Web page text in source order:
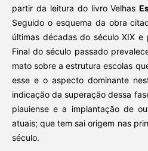
partir da leitura do livro Velhas
Seguido o esquema da obra
últimas décadas do século XIX e
Final do século passado
mato sobre a estrutura escolas
esse e o aspecto dominante
indicação da superação dessa
piauiense e a implantação de
atuais; que tem sai origem nas
século.